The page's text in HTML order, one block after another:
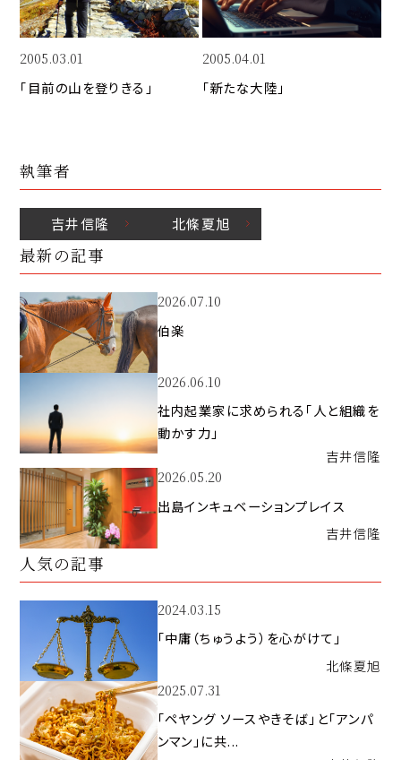
2005.03.01
「目前の山を登りきる」
2005.04.01
「新たな大陸」
執筆者
吉井信隆 北條夏旭
最新の記事
2026.07.10
伯楽
2026.06.10
社内起業家に求められる「人と組織を
動かす力」
吉井信隆
2026.05.20
出島インキュベーションプレイス
吉井信隆
人気の記事
2024.03.15
「中庸（ちゅうよう）を心がけて」
北條夏旭
2025.07.31
「ペヤング ソースやきそば」と「アンパ
ンマン」に共...